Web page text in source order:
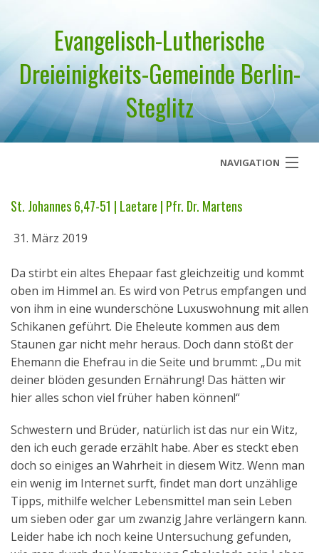
Evangelisch-Lutherische
Dreieinigkeits-Gemeinde Berlin-
Steglitz
NAVIGATION
Über uns
Geistliches Wort
Termine
Aktuelles
Kontakt
English
St. Johannes 6,47-51 | Laetare | Pfr. Dr. Martens
31. März 2019
Da stirbt ein altes Ehepaar fast gleichzeitig und kommt
oben im Himmel an. Es wird von Petrus empfangen und
von ihm in eine wunderschöne Luxuswohnung mit allen
Schikanen geführt. Die Eheleute kommen aus dem
Staunen gar nicht mehr heraus. Doch dann stößt der
Ehemann die Ehefrau in die Seite und brummt: „Du mit
deiner blöden gesunden Ernährung! Das hätten wir
hier alles schon viel früher haben können!“
Schwestern und Brüder, natürlich ist das nur ein Witz,
den ich euch gerade erzählt habe. Aber es steckt eben
doch so einiges an Wahrheit in diesem Witz. Wenn man
ein wenig im Internet surft, findet man dort unzählige
Tipps, mithilfe welcher Lebensmittel man sein Leben
um sieben oder gar um zwanzig Jahre verlängern kann.
Leider habe ich noch keine Untersuchung gefunden,